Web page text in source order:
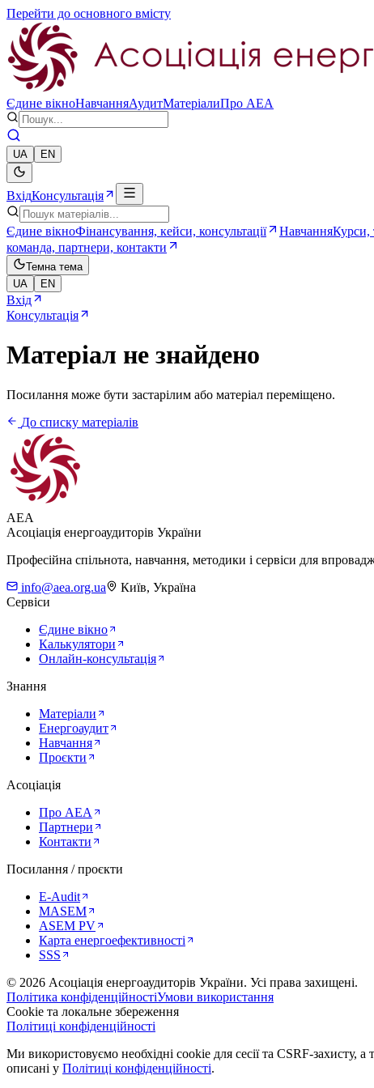
Перейти до основного вмісту
Єдине вікноНавчанняАудитМатеріалиПро AEA
UA EN
ВхідКонсультація
Єдине вікноФінансування, кейси, консультації НавчанняКурси,
команда, партнери, контакти
Темна тема
UA
EN
Вхід
Консультація
Матеріал не знайдено
Посилання може бути застарілим або матеріал переміщено.
До списку матеріалів
AEA
Асоціація енергоаудиторів України
Професійна спільнота, навчання, методики і сервіси для
info@aea.org.ua
Київ, Україна
Сервіси
Єдине вікно
Калькулятори
Онлайн-консультація
Знання
Матеріали
Енергоаудит
Навчання
Проєкти
Асоціація
Про AEA
Партнери
Контакти
Посилання / проєкти
E-Audit
MASEM
ASEM PV
Карта енергоефективності
SSS
© 2026 Асоціація енергоаудиторів України. Усі права захищені.
Політика конфіденційностіУмови використання
Cookie та локальне збереження
Політиці конфіденційності
Ми використовуємо необхідні cookie для сесії та CSRF-захисту,
описані у Політиці конфіденційності.